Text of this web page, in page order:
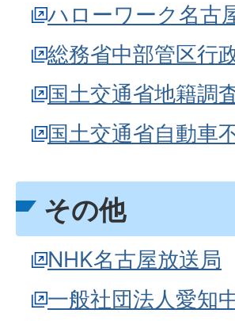
ハローワーク名古
総務省中部管区行
国土交通省地籍調
国土交通省自動車
その他
NHK名古屋放送局
一般社団法人愛知